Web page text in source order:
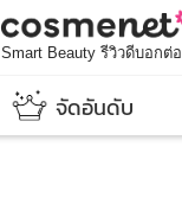
Smart Beauty รีวิวดีบอกต่อ
จัดอันดับ